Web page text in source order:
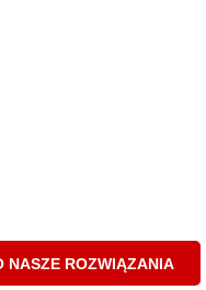
NASZE ROZWIĄZANIA